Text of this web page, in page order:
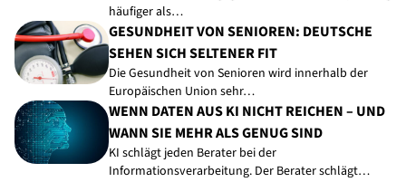
häufiger als…
GESUNDHEIT VON SENIOREN: DEUTSCHE
SEHEN SICH SELTENER FIT
Die Gesundheit von Senioren wird innerhalb der
Europäischen Union sehr…
WENN DATEN AUS KI NICHT REICHEN – UND
WANN SIE MEHR ALS GENUG SIND
KI schlägt jeden Berater bei der
Informationsverarbeitung. Der Berater schlägt…